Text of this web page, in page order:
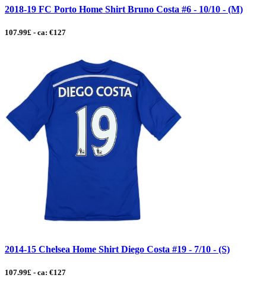
2018-19 FC Porto Home Shirt Bruno Costa #6 - 10/10 - (M)
107.99£ - ca: €127
2014-15 Chelsea Home Shirt Diego Costa #19 - 7/10 - (S)
107.99£ - ca: €127